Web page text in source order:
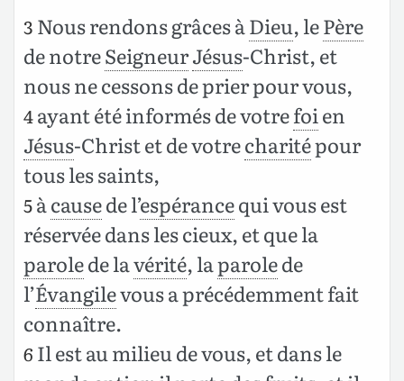
3 Nous rendons grâces àDieu, lePère
de notreSeigneurJésus-Christ, et
nous ne cessons de prier pour vous,
4ayant été informés de votrefoien
Jésus-Christ et de votrecharitépour
tous les saints,
5àcausede l’espérancequi vous est
réservée dans les cieux, et que la
parolede lavérité, laparolede
l’Évangilevous a précédemment fait
connaître.
6 Il est au milieu de vous, et dans le